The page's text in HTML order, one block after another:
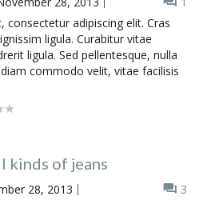
adipiscing elit. Cras
ligula. Curabitur vitae
ligula. Sed pellentesque, nulla
commodo velit, vitae facilisis
kinds of jeans
28, 2013
3